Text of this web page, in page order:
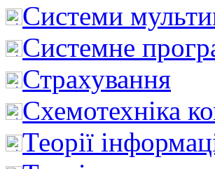
Системи
Системне
Страхування
Схемотехніка
Теорії